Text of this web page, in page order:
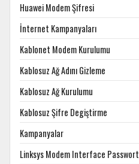
Huawei Modem Şifresi
İnternet Kampanyaları
Kablonet Modem Kurulumu
Kablosuz Ağ Adını Gizleme
Kablosuz Ağ Kurulumu
Kablosuz Şifre Degiştirme
Kampanyalar
Linksys Modem Interface Passwort